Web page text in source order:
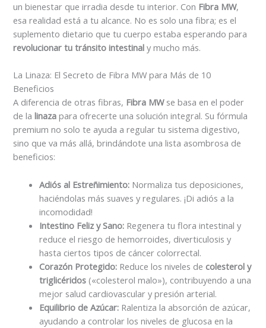
un bienestar que irradia desde tu interior. Con Fibra MW,
esa realidad está a tu alcance. No es solo una fibra; es el
suplemento dietario que tu cuerpo estaba esperando para
revolucionar tu tránsito intestinal y mucho más.
La Linaza: El Secreto de Fibra MW para Más de 10
Beneficios
A diferencia de otras fibras, Fibra MWse basa en el poder
de lalinaza para ofrecerte una solución integral. Su fórmula
premium no solo te ayuda a regular tu sistema digestivo,
sino que va más allá, brindándote una lista asombrosa de
beneficios:
Adiós al Estreñimiento: Normaliza tus deposiciones,
haciéndolas más suaves y regulares. ¡Di adiós a la
incomodidad!
Intestino Feliz y Sano: Regenera tu flora intestinal y
reduce el riesgo de hemorroides, diverticulosis y
hasta ciertos tipos de cáncer colorrectal.
Corazón Protegido: Reduce los niveles de colesterol y
triglicéridos («colesterol malo»), contribuyendo a una
mejor salud cardiovascular y presión arterial.
Equilibrio de Azúcar: Ralentiza la absorción de azúcar,
ayudando a controlar los niveles de glucosa en la